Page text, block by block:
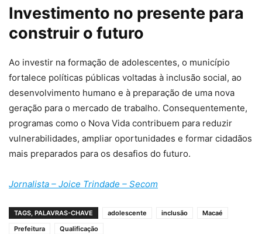
Investimento no presente para
construir o futuro
Ao investir na formação de adolescentes, o município
fortalece políticas públicas voltadas à inclusão social, ao
desenvolvimento humano e à preparação de uma nova
geração para o mercado de trabalho. Consequentemente,
programas como o Nova Vida contribuem para reduzir
vulnerabilidades, ampliar oportunidades e formar cidadãos
mais preparados para os desafios do futuro.
Jornalista – Joice Trindade – Secom
TAGS, PALAVRAS-CHAVE adolescente inclusão
Macaé
Prefeitura
Qualificação